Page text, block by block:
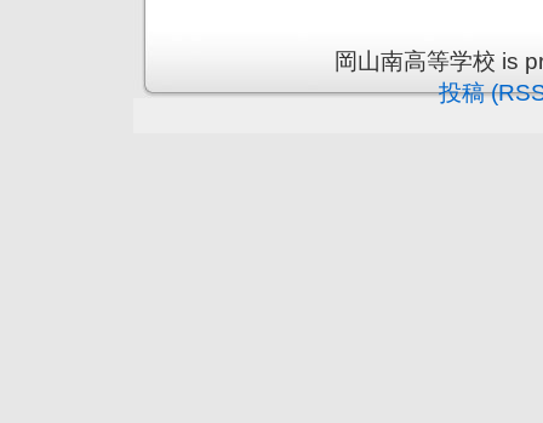
岡山南高等学校 is
投稿